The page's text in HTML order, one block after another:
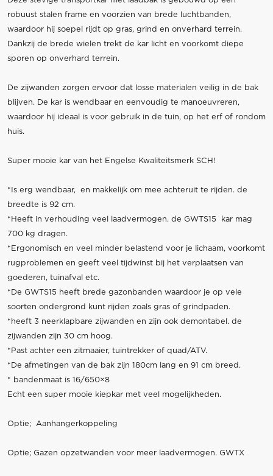
robuust stalen frame en voorzien van brede luchtbanden,
waardoor hij soepel rijdt op gras, grind en onverhard terrein.
Dankzij de brede wielen trekt de kar licht en voorkomt diepe
sporen op onverhard terrein.
De zijwanden zorgen ervoor dat losse materialen veilig in de bak
blijven. De kar is wendbaar en eenvoudig te manoeuvreren,
waardoor hij ideaal is voor gebruik in de tuin, op het erf of rondom
huis.
Super mooie kar van het Engelse Kwaliteitsmerk SCH!
*Is erg wendbaar, en makkelijk om mee achteruit te rijden. de
breedte is 92 cm.
*Heeft in verhouding veel laadvermogen. de GWTS15 kar mag
700 kg dragen.
*Ergonomisch en veel minder belastend voor je lichaam, voorkomt
rugproblemen en geeft veel tijdwinst bij het verplaatsen van
goederen, tuinafval etc.
*De GWTS15 heeft brede gazonbanden waardoor je op vele
soorten ondergrond kunt rijden zoals gras of grindpaden.
*heeft 3 neerklapbare zijwanden en zijn ook demontabel. de
zijwanden zijn 30 cm hoog.
*Past achter een zitmaaier, tuintrekker of quad/ATV.
*De afmetingen van de bak zijn 180cm lang en 91 cm breed.
* bandenmaat is 16/650×8
Echt een super mooie kiepkar met veel mogelijkheden.
Optie; Aanhangerkoppeling
Optie; Gazen opzetwanden voor meer laadvermogen. GWTX